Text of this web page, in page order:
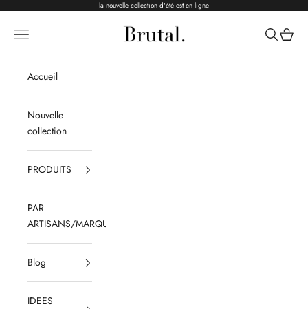
la nouvelle collection d'été est en ligne
Brutal Ceramics
Menu Recherche
Panier
Accueil
Nouvelle
collection
PRODUITS
PAR
ARTISANS/MARQUES
Blog
IDEES